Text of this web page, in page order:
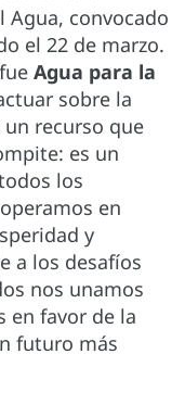
Agua, convocado
el 22 de marzo.
Agua para la
sobre la
recurso que
es un
los
en
y
a los desafíos
nos unamos
en favor de la
futuro más